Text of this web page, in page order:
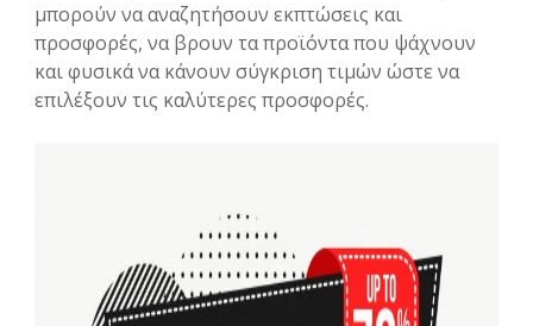
μπορούν να αναζητήσουν εκπτώσεις και
προσφορές, να βρουν τα προϊόντα που ψάχνουν
και φυσικά να κάνουν σύγκριση τιμών ώστε να
επιλέξουν τις καλύτερες προσφορές.